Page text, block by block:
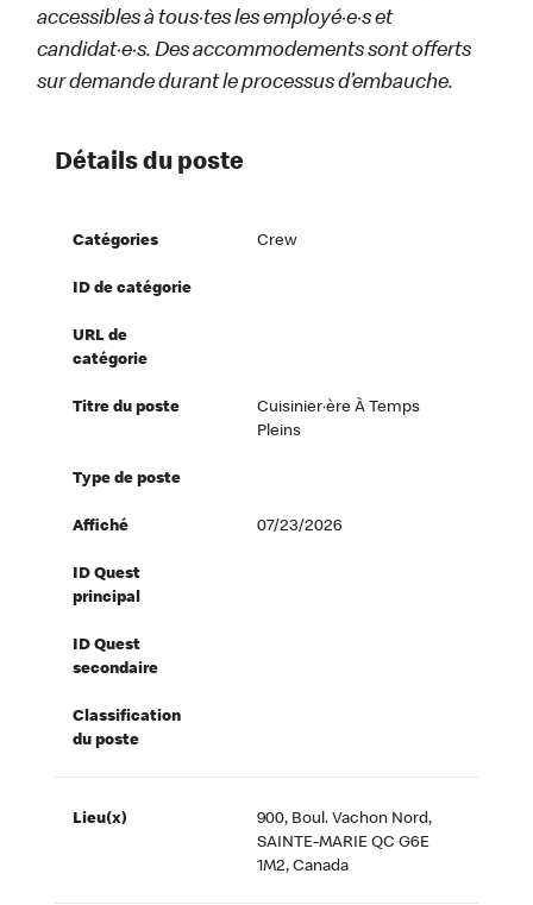
accessibles à tous·tes les employé·e·s et
candidat·e·s. Des accommodements sont offerts
sur demande durant le processus d’embauche.
Détails du poste
Catégories Crew
ID de catégorie
URL de
catégorie
Titre du poste
Cuisinier·ère À Temps
Pleins
Type de poste
Affiché 07/23/2026
ID Quest
principal
ID Quest
secondaire
Classification
du poste
Lieu(x)
900, Boul. Vachon Nord,
SAINTE-MARIE QC G6E
1M2, Canada